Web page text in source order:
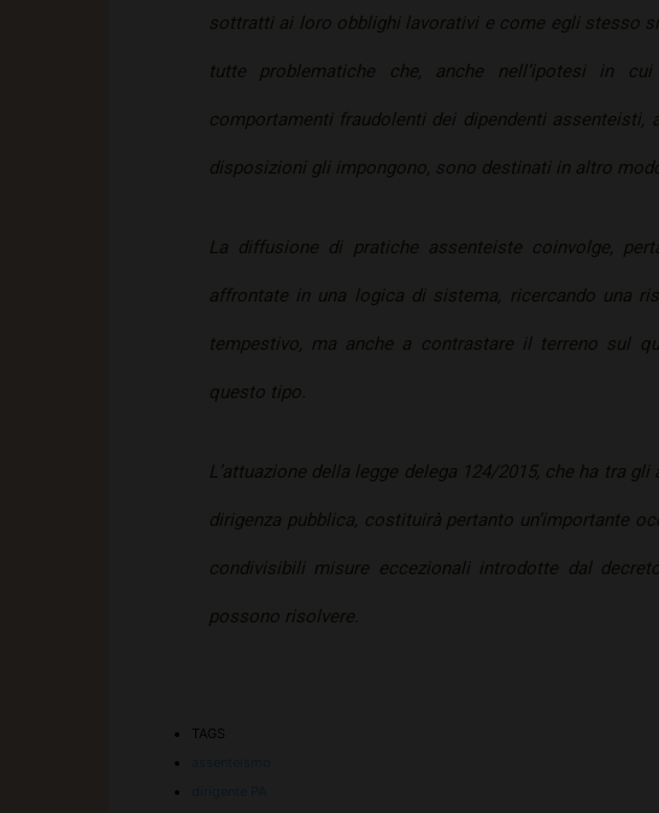
sottratti ai loro obblighi lavorativi e come egli stesso
tutte problematiche che, anche nell’ipotesi in
comportamenti fraudolenti dei dipendenti assenteisti,
disposizioni gli impongono, sono destinati in altro
La diffusione di pratiche assenteiste coinvolge,
affrontate in una logica di sistema, ricercando una
tempestivo, ma anche a contrastare il terreno sul
questo tipo.
L’attuazione della legge delega 124/2015, che ha tra
dirigenza pubblica, costituirà pertanto un’importante
condivisibili misure eccezionali introdotte dal
possono risolvere.
TAGS